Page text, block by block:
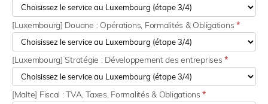
[Luxembourg] Douane : Opérations, Formalités & Obligations*
[Luxembourg] Stratégie : Développement des entreprises*
[Malte] Fiscal : TVA, Taxes, Formalités & Obligations*